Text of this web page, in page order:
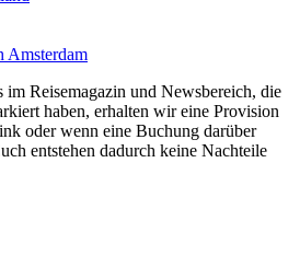
Amsterdam
Reisemagazin und Newsbereich, die
haben, erhalten wir eine Provision
oder wenn eine Buchung darüber
entstehen dadurch keine Nachteile